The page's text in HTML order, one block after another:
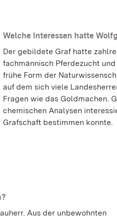
Welche Interessen hatte
Der gebildete Graf hatte
fachmännisch Pferdezucht
frühe Form der
auf dem sich viele
Fragen wie das Goldmachen.
chemischen Analysen
Grafschaft bestimmen konnte.
Aus der unbewohnten